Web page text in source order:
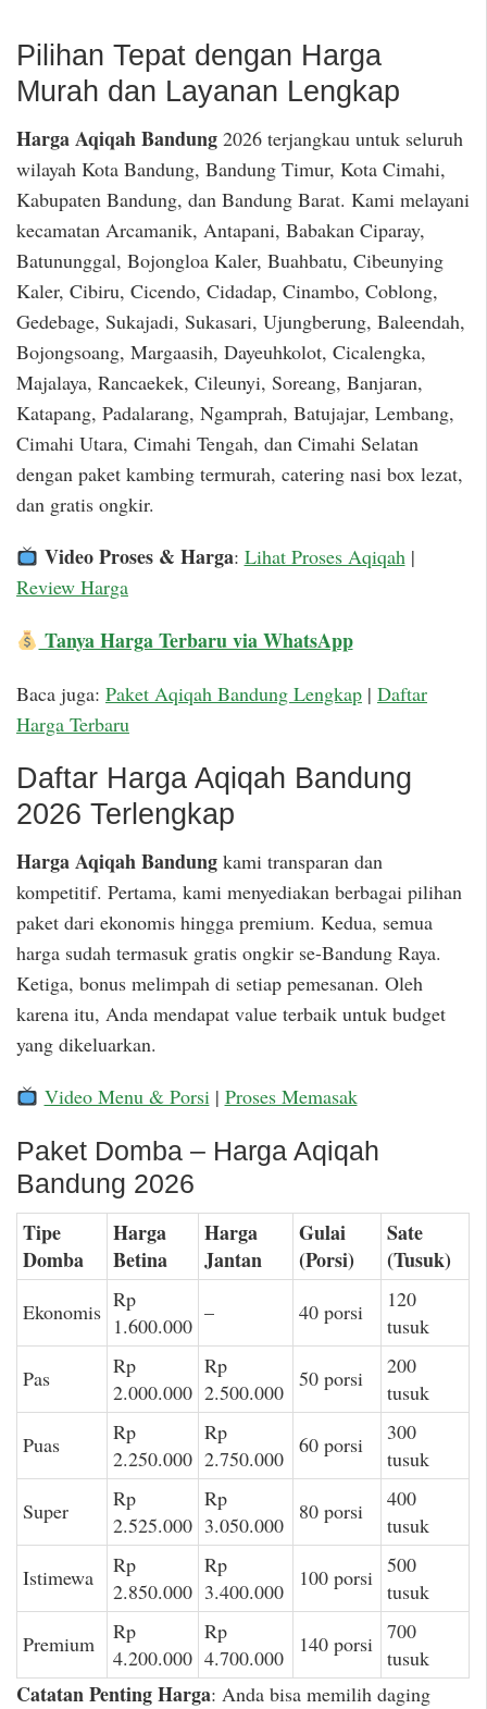
Pilihan Tepat dengan Harga
Murah dan Layanan Lengkap
Harga Aqiqah Bandung 2026 terjangkau untuk seluruh
wilayah Kota Bandung, Bandung Timur, Kota Cimahi,
Kabupaten Bandung, dan Bandung Barat. Kami melayani
kecamatan Arcamanik, Antapani, Babakan Ciparay,
Batununggal, Bojongloa Kaler, Buahbatu, Cibeunying
Kaler, Cibiru, Cicendo, Cidadap, Cinambo, Coblong,
Gedebage, Sukajadi, Sukasari, Ujungberung, Baleendah,
Bojongsoang, Margaasih, Dayeuhkolot, Cicalengka,
Majalaya, Rancaekek, Cileunyi, Soreang, Banjaran,
Katapang, Padalarang, Ngamprah, Batujajar, Lembang,
Cimahi Utara, Cimahi Tengah, dan Cimahi Selatan
dengan paket kambing termurah, catering nasi box lezat,
dan gratis ongkir.
Video Proses & Harga: Lihat Proses Aqiqah|
Review Harga
Tanya Harga Terbaru via WhatsApp
Baca juga: Paket Aqiqah Bandung Lengkap | Daftar
Harga Terbaru
Daftar Harga Aqiqah Bandung
2026 Terlengkap
Harga Aqiqah Bandung kami transparan dan
kompetitif. Pertama, kami menyediakan berbagai pilihan
paket dari ekonomis hingga premium. Kedua, semua
harga sudah termasuk gratis ongkir se-Bandung Raya.
Ketiga, bonus melimpah di setiap pemesanan. Oleh
karena itu, Anda mendapat value terbaik untuk budget
yang dikeluarkan.
Video Menu & Porsi| Proses Memasak
Paket Domba – Harga Aqiqah
Bandung 2026
Tipe
Domba
Harga
Betina
Harga
Jantan
Gulai
(Porsi)
Sate
(Tusuk)
Ekonomis Rp
1.600.000
– 40 porsi
120
tusuk
Pas
Rp
2.000.000
Rp
2.500.000
50 porsi
200
tusuk
Puas
Rp
2.250.000
Rp
2.750.000
60 porsi
300
tusuk
Super
Rp
2.525.000
Rp
3.050.000
80 porsi
400
tusuk
Istimewa
Rp
2.850.000
Rp
3.400.000
100 porsi 500
tusuk
Premium
Rp
4.200.000
Rp
4.700.000
140 porsi 700
tusuk
Catatan Penting Harga: Anda bisa memilih daging